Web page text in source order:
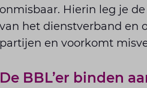
onmisbaar. Hierin leg je
van het dienstverband en
partijen en voorkomt
De BBL’er binden